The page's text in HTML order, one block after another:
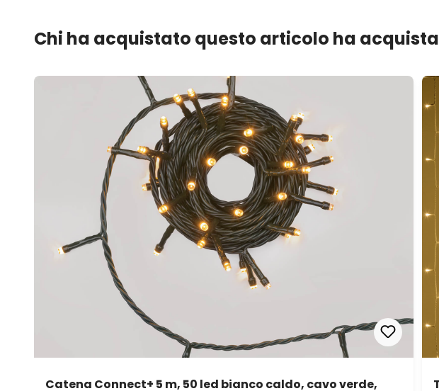
Chi ha acquistato questo articolo ha
Catena Connect+ 5 m, 50 led bianco caldo, cavo verde,